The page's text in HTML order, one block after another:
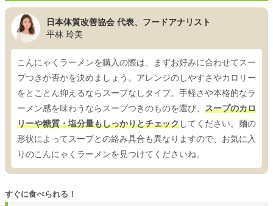
日本体質改善協会 代表、フードアナリスト
平林 玲美
こんにゃくラーメンを購入の際は、まずお好みに合わせてスー
プつきか否かを決めましょう。アレンジのしやすさやカロリー
をとことん抑えるならスープなしタイプ。手軽さや本格的なラ
ーメン感を味わうならスープつきのものを選び、 スープのカロ
リーや糖質・塩分量もしっかりとチェックしてください。麺の
形状によってスープとの絡み具合も異なりますので、お気に入
りのこんにゃくラーメンを見つけてくださいね。
すぐに食べられる！